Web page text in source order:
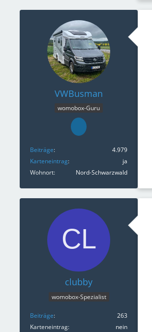
VWBusman
womobox-Guru
Beiträge
4.979
Karteneintrag
ja
Wohnort
Nord-Schwarzwald
clubby
womobox-Spezialist
Beiträge
263
Karteneintrag
nein